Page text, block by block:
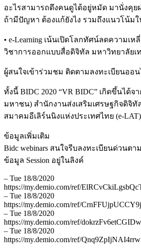
อะไรสามารถดึงคนดูได้อยู่หมัด มานั่งคุยผ่
ถ้ามีปัญหา ต้องแก้ยังไง รวมถึงแนวโน้ม
• e-Learning เน้นเปิดโลกทัศน์ลดความ
วิชาการออกแบบสื่อดิจิทัล มหาวิทยาลัย
ผู้สนใจเข้าร่วมชม ติดตามลงทะเบียนออนไล
ทั้งนี้ BIDC 2020 “VR BIDC” เกิดขึ้นไ
มหาชน) สำนักงานส่งเสริมเศรษฐกิจดิจิ
สมาคมอีเลิร์นนิงแห่งประเทศไทย (e-
ข้อมูลเพิ่มเติม
Bidc webinars สนใจรีบลงทะเบียนด่วนตา
ข้อมูล Session อยู่ในลิงค์
– Tue 18/8/2020
https://my.demio.com/ref/
– Tue 18/8/2020
https://my.demio.com/ref/
– Tue 18/8/2020
https://my.demio.com/ref/
– Tue 18/8/2020
https://my.demio.com/ref/